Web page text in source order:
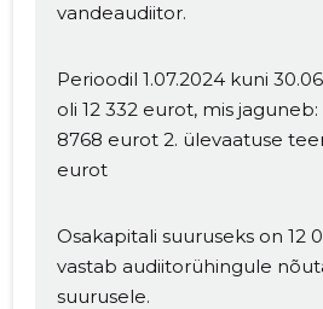
vandeaudiitor.
Perioodil 1.07.2024 kuni
oli 12 332 eurot, mis jaguneb:
8768 eurot 2. ülevaatuse
eurot
Osakapitali suuruseks on 12
vastab audiitorühingule
suurusele.
Muuda